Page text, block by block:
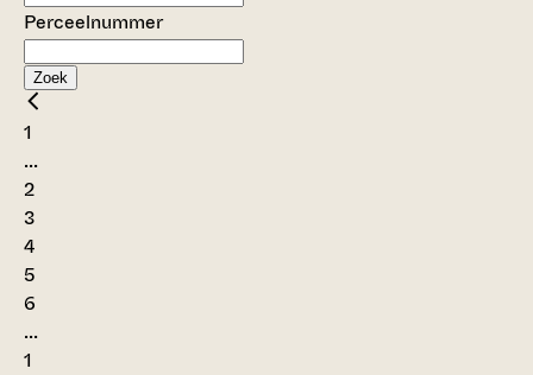
Perceelnummer
Zoek
1
...
2
3
4
5
6
...
1